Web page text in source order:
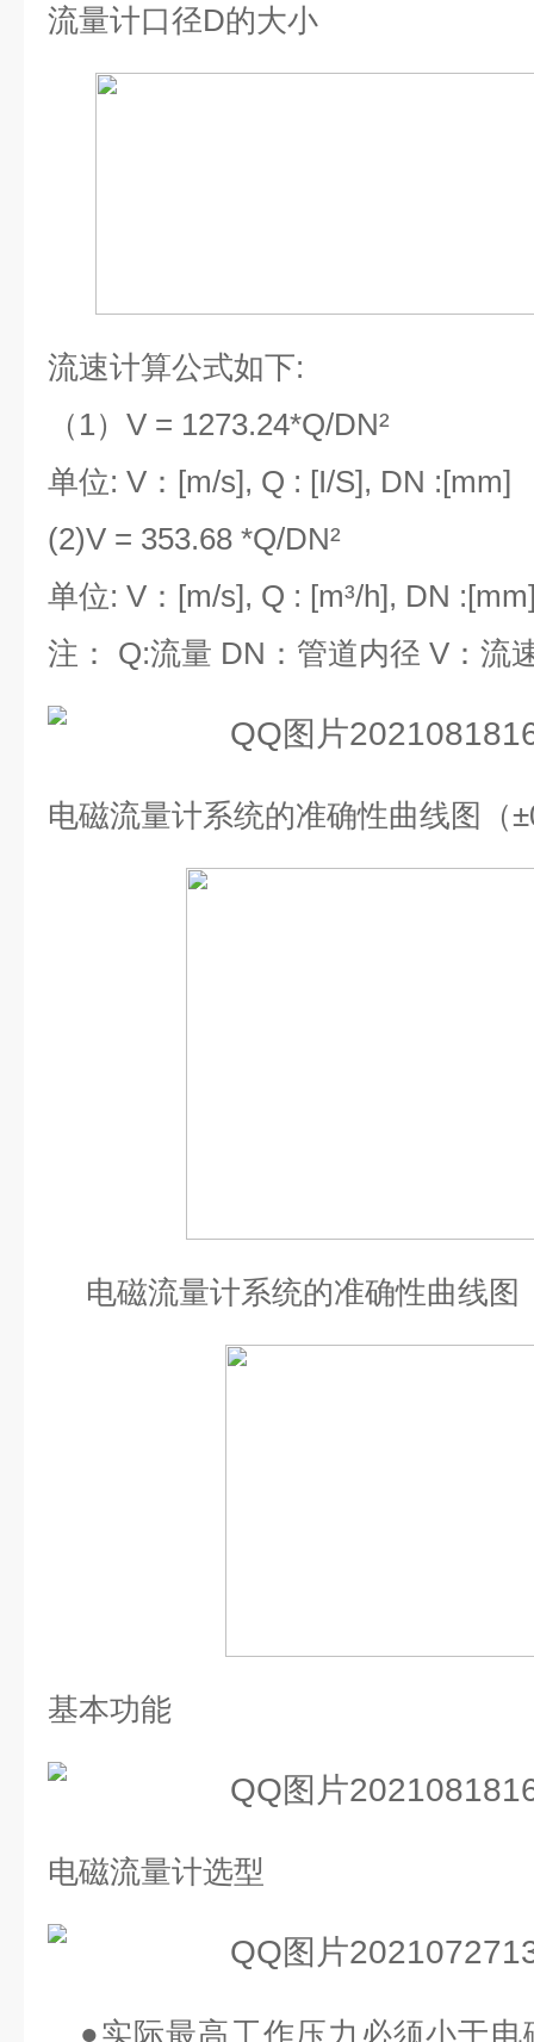
流量计口径D的大小
流速计算公式如下:
（ 1） V = 1273.24*Q/DN²
单位: V ： [m/s], Q : [I/S], DN :[mm]
(2)V = 353.68 *Q/DN²
单位: V ： [m/s], Q : [m³/h], DN
注：
Q:流量 DN ：管道内径 V ：流
电磁流量计系统的准确性曲线图（±
电磁流量计系统的准确性曲线图
基本功能
电磁流量计选型
●实际最高工作压力必须小于